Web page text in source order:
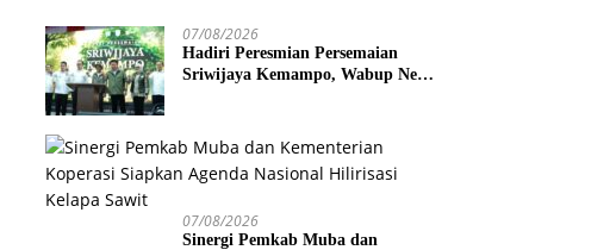
Toleransi
07/08/2026
Hadiri Peresmian Persemaian
Sriwijaya Kemampo, Wabup Neta
Penghijauan
07/08/2026
Sinergi Pemkab Muba dan